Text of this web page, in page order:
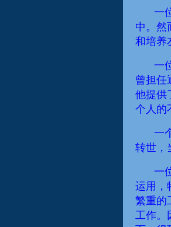
一
中。然
和培养
一
曾担任
他提供
个人的
一
转世
一
运用，
繁重的
工作。